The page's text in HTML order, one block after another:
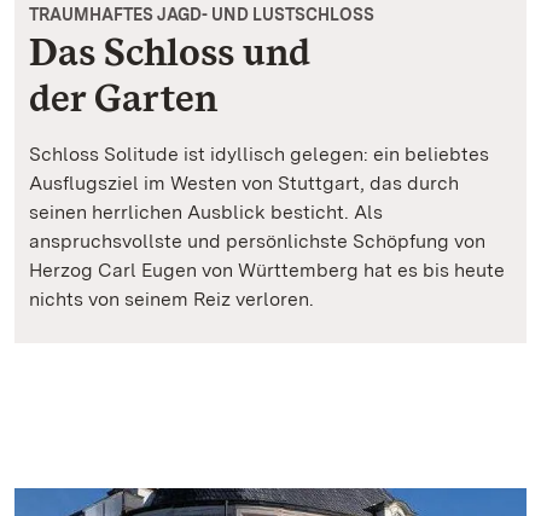
TRAUMHAFTES JAGD- UND LUSTSCHLOSS
Das Schloss und
der Garten
Schloss Solitude ist idyllisch gelegen: ein beliebtes
Ausflugsziel im Westen von Stuttgart, das durch
seinen herrlichen Ausblick besticht. Als
anspruchsvollste und persönlichste Schöpfung von
Herzog Carl Eugen von Württemberg hat es bis heute
nichts von seinem Reiz verloren.